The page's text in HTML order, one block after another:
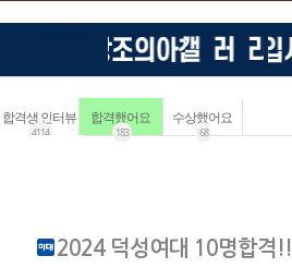
합격생 인터뷰
4114
합격했어요
183
수상했어요
68
2024 덕성여대 10명합격!!